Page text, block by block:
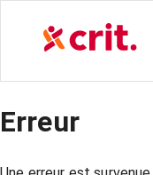
Erreur